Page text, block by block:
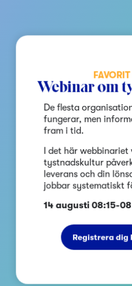
Webinar om
De flesta
fungerar, men
fram i tid.
I det här webbinariet
tystnadskultur
leverans och din
jobbar systematiskt
14 augusti 08:15-
Registrera